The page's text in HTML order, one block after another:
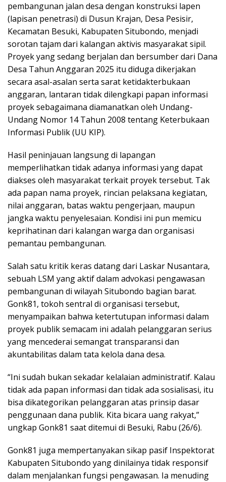
pembangunan jalan desa dengan konstruksi lapen
(lapisan penetrasi) di Dusun Krajan, Desa Pesisir,
Kecamatan Besuki, Kabupaten Situbondo, menjadi
sorotan tajam dari kalangan aktivis masyarakat sipil.
Proyek yang sedang berjalan dan bersumber dari Dana
Desa Tahun Anggaran 2025 itu diduga dikerjakan
secara asal-asalan serta sarat ketidakterbukaan
anggaran, lantaran tidak dilengkapi papan informasi
proyek sebagaimana diamanatkan oleh Undang-
Undang Nomor 14 Tahun 2008 tentang Keterbukaan
Informasi Publik (UU KIP).
Hasil peninjauan langsung di lapangan
memperlihatkan tidak adanya informasi yang dapat
diakses oleh masyarakat terkait proyek tersebut. Tak
ada papan nama proyek, rincian pelaksana kegiatan,
nilai anggaran, batas waktu pengerjaan, maupun
jangka waktu penyelesaian. Kondisi ini pun memicu
keprihatinan dari kalangan warga dan organisasi
pemantau pembangunan.
Salah satu kritik keras datang dari Laskar Nusantara,
sebuah LSM yang aktif dalam advokasi pengawasan
pembangunan di wilayah Situbondo bagian barat.
Gonk81, tokoh sentral di organisasi tersebut,
menyampaikan bahwa ketertutupan informasi dalam
proyek publik semacam ini adalah pelanggaran serius
yang mencederai semangat transparansi dan
akuntabilitas dalam tata kelola dana desa.
“Ini sudah bukan sekadar kelalaian administratif. Kalau
tidak ada papan informasi dan tidak ada sosialisasi, itu
bisa dikategorikan pelanggaran atas prinsip dasar
penggunaan dana publik. Kita bicara uang rakyat,”
ungkap Gonk81 saat ditemui di Besuki, Rabu (26/6).
Gonk81 juga mempertanyakan sikap pasif Inspektorat
Kabupaten Situbondo yang dinilainya tidak responsif
dalam menjalankan fungsi pengawasan. Ia menuding